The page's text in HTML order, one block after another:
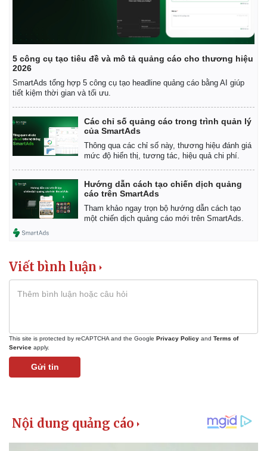
5 công cụ tạo tiêu đề và mô tả quảng cáo cho thương hiệu
2026
SmartAds tổng hợp 5 công cụ tạo headline quảng cáo bằng AI giúp
tiết kiệm thời gian và tối ưu.
Các chỉ số quảng cáo trong trình quản lý
của SmartAds
Thông qua các chỉ số này, thương hiệu đánh giá
mức độ hiển thị, tương tác, hiệu quả chi phí.
Hướng dẫn cách tạo chiến dịch quảng
cáo trên SmartAds
Tham khảo ngay trọn bộ hướng dẫn cách tạo
một chiến dịch quảng cáo mới trên SmartAds.
Viết bình luận
This site is protected by reCAPTCHA and the Google Privacy Policy and Terms of
Service apply.
Gửi tin